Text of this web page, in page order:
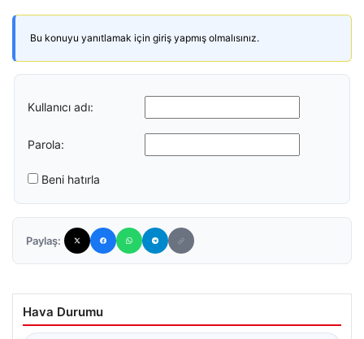
Bu konuyu yanıtlamak için giriş yapmış olmalısınız.
Kullanıcı adı:
Parola:
Beni hatırla
Paylaş:
Hava Durumu